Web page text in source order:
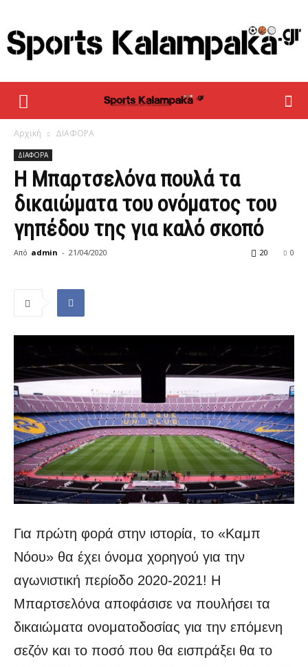
sportskalampaka
Αρχική ΔΙΑΦΟΡΑ
ΔΙΑΦΟΡΑ
Η Μπαρτσελόνα πουλά τα
δικαιώματα του ονόματος του
γηπέδου της για καλό σκοπό
Από admin - 21/04/2020 0
20
Για πρώτη φορά στην ιστορία, το «Καμπ
Νόου» θα έχει όνομα χορηγού για την
αγωνιστική περίοδο 2020-2021! Η
Μπαρτσελόνα αποφάσισε να πουλήσει τα
δικαιώματα ονοματοδοσίας για την επόμενη
σεζόν και το ποσό που θα εισπράξει θα το